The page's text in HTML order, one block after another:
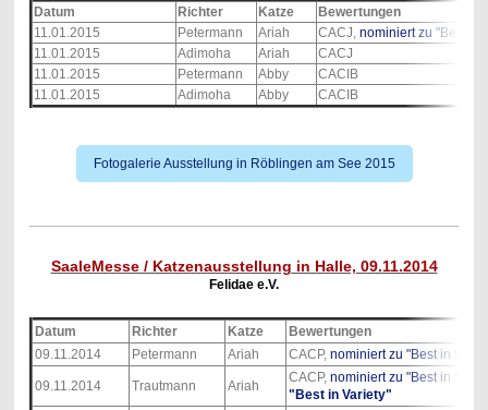
Datum Richter Katze
Bewertungen
11.01.2015
Petermann Ariah CACJ, nominiert zu "Best in
11.01.2015
Adimoha Ariah
CACJ
11.01.2015
Petermann Abby
CACIB
11.01.2015
Adimoha Abby CACIB
Fotogalerie Ausstellung in Röblingen am See 2015
SaaleMesse / Katzenausstellung in Halle, 09.11.2014
Felidae e.V.
Datum Richter Katze
Bewertungen
09.11.2014
Petermann Ariah CACP, nominiert zu "Best in
09.11.2014 Trautmann Ariah
CACP, nominiert zu "Best in
"Best in Variety"